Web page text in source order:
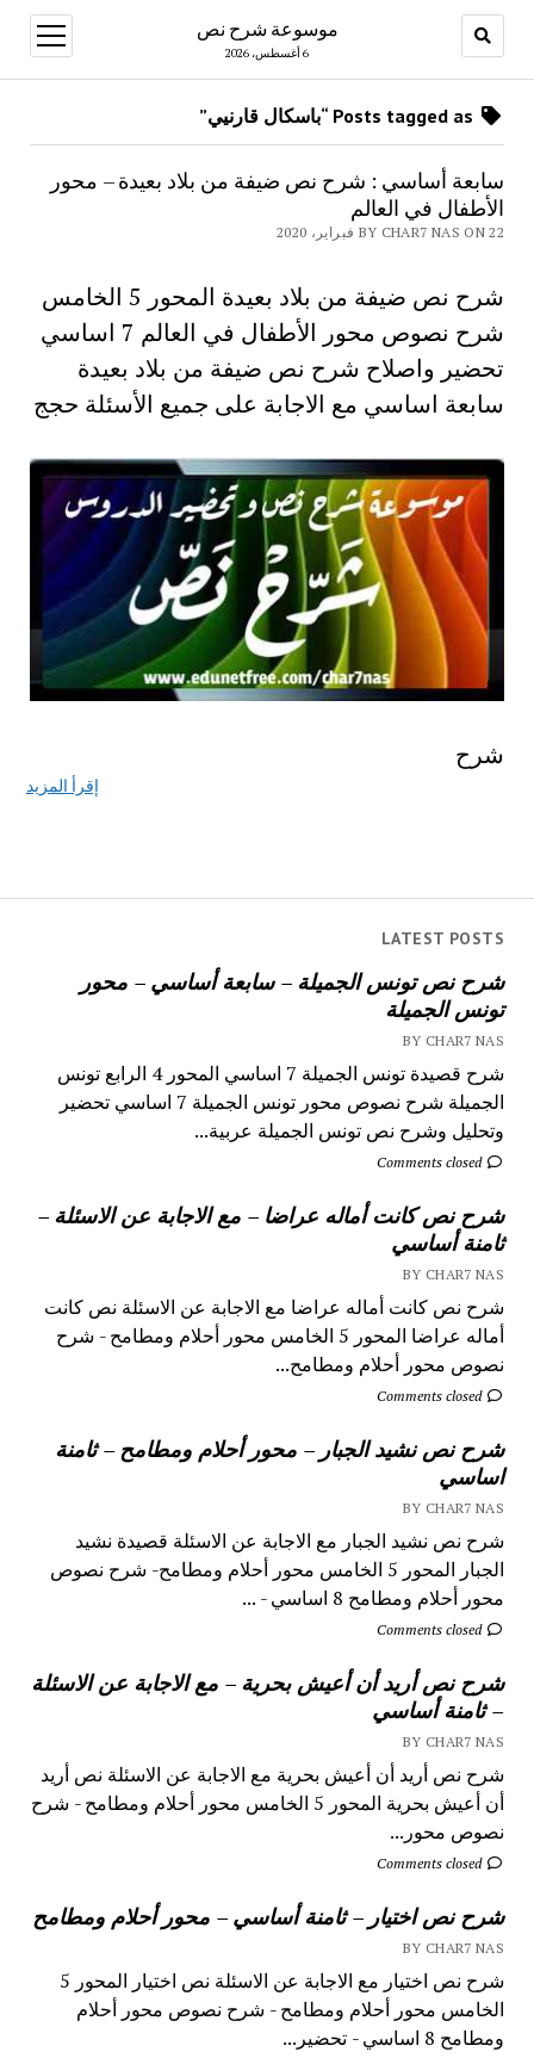
موسوعة شرح نص
6 أغسطس، 2026
open
menu
LATEST POSTS
شرح نص تونس الجميلة – سابعة أساسي – محور
تونس الجميلة
BY CHAR7 NAS
شرح قصيدة تونس الجميلة 7 اساسي المحور 4 الرابع تونس
الجميلة شرح نصوص محور تونس الجميلة 7 اساسي تحضير
وتحليل وشرح نص تونس الجميلة عربية...
Comments closed
شرح نص كانت أماله عراضا – مع الاجابة عن الاسئلة –
ثامنة أساسي
BY CHAR7 NAS
شرح نص كانت أماله عراضا مع الاجابة عن الاسئلة نص كانت
أماله عراضا المحور 5 الخامس محور أحلام ومطامح - شرح
نصوص محور أحلام ومطامح...
Comments closed
شرح نص نشيد الجبار – محور أحلام ومطامح – ثامنة
اساسي
BY CHAR7 NAS
شرح نص نشيد الجبار مع الاجابة عن الاسئلة قصيدة نشيد
الجبار المحور 5 الخامس محور أحلام ومطامح- شرح نصوص
محور أحلام ومطامح 8 اساسي - ...
Comments closed
شرح نص أريد أن أعيش بحرية – مع الاجابة عن الاسئلة
– ثامنة أساسي
BY CHAR7 NAS
شرح نص أريد أن أعيش بحرية مع الاجابة عن الاسئلة نص أريد
أن أعيش بحرية المحور 5 الخامس محور أحلام ومطامح - شرح
نصوص محور...
Comments closed
شرح نص اختيار – ثامنة أساسي – محور أحلام ومطامح
BY CHAR7 NAS
شرح نص اختيار مع الاجابة عن الاسئلة نص اختيار المحور 5
الخامس محور أحلام ومطامح - شرح نصوص محور أحلام
ومطامح 8 اساسي - تحضير...
سابعة أساسي : شرح نص ضيفة من بلاد بعيدة – محور
الأطفال في العالم
BY CHAR7 NAS ON 22 فبراير، 2020
شرح نص ضيفة من بلاد بعيدة المحور 5 الخامس
شرح نصوص محور الأطفال في العالم 7 اساسي
تحضير واصلاح شرح نص ضيفة من بلاد بعيدة
سابعة اساسي مع الاجابة على جميع الأسئلة حجج
شرح
إقرأ المزيد